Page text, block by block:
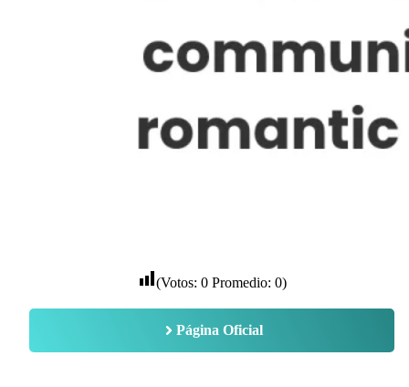
(Votos: 0Promedio: 0)
Página Oficial